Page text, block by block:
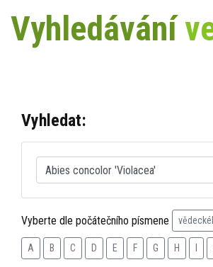
Vyhledávání
Vyhledat:
Vyberte dle počátečního písmene
A B C D E F G H